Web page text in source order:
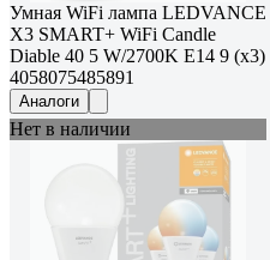
Умная WiFi лампа LEDVANCE
Х3 SMART+ WiFi Candle
Diable 40 5 W/2700K E14 9 (x3)
4058075485891
Аналоги
Нет в наличии